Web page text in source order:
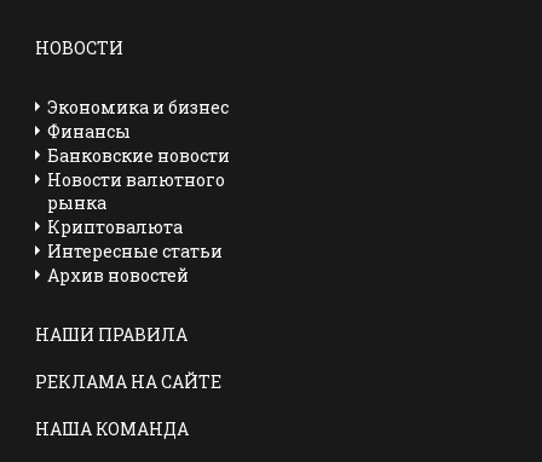
НОВОСТИ
Экономика и бизнес
Финансы
Банковские новости
Новости валютного
рынка
Криптовалюта
Интересные статьи
Архив новостей
НАШИ ПРАВИЛА
РЕКЛАМА НА САЙТЕ
НАША КОМАНДА